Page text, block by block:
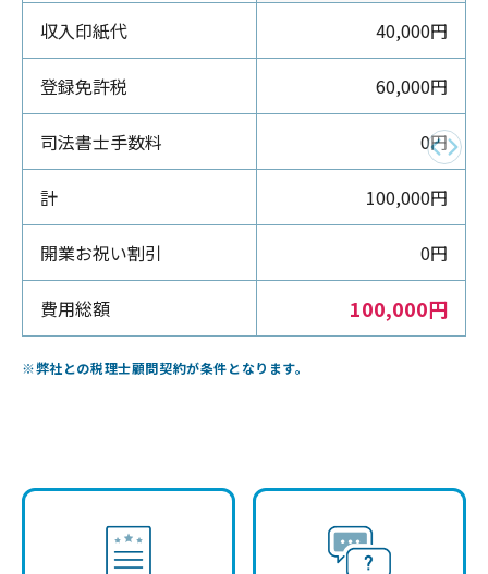
収入印紙代 40,000円
登録免許税 60,000円
司法書士手数料 0円
計 100,000円
開業お祝い割引 0円
費用総額 100,000円
※弊社との税理士顧問契約が条件となります。